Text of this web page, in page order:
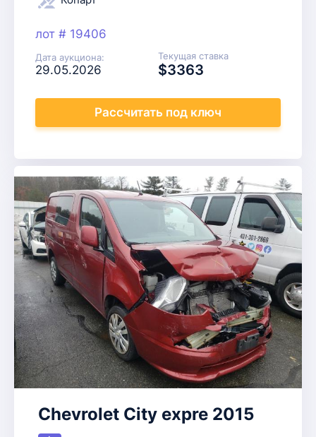
лот # 19406
Дата аукциона:
29.05.2026
Текущая ставка
$3363
Рассчитать под ключ
Chevrolet City expre 2015